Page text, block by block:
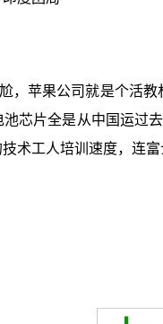
，苹果公司就是个活
芯片全是从中国运过
术工人培训速度，连富